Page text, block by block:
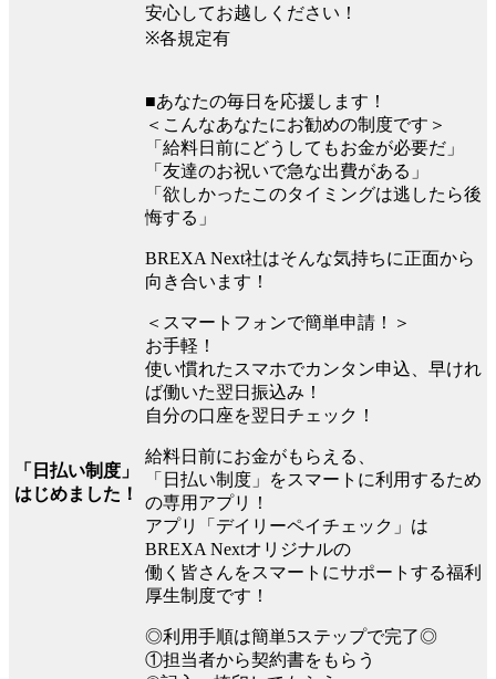
安心してお越しください！
※各規定有
「日払い制度」
はじめました！
■あなたの毎日を応援します！
＜こんなあなたにお勧めの制度です＞
「給料日前にどうしてもお金が必要だ」
「友達のお祝いで急な出費がある」
「欲しかったこのタイミングは逃したら後
悔する」
BREXA Next社はそんな気持ちに正面から
向き合います！
＜スマートフォンで簡単申請！＞
お手軽！
使い慣れたスマホでカンタン申込、早けれ
ば働いた翌日振込み！
自分の口座を翌日チェック！
給料日前にお金がもらえる、
「日払い制度」をスマートに利用するため
の専用アプリ！
アプリ「デイリーペイチェック」は
BREXA Nextオリジナルの
働く皆さんをスマートにサポートする福利
厚生制度です！
◎利用手順は簡単5ステップで完了◎
①担当者から契約書をもらう